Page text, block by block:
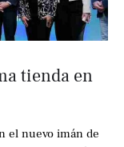
tienda en
el nuevo imán de